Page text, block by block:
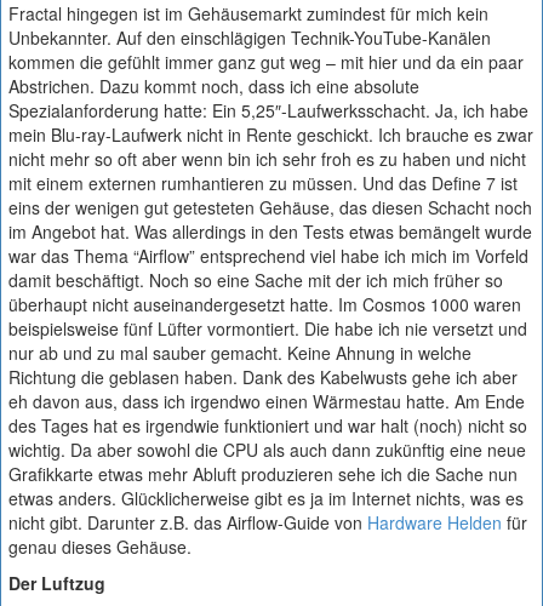
Fractal hingegen ist im Gehäusemarkt zumindest für mich kein
Unbekannter. Auf den einschlägigen Technik-YouTube-Kanälen
kommen die gefühlt immer ganz gut weg – mit hier und da ein paar
Abstrichen. Dazu kommt noch, dass ich eine absolute
Spezialanforderung hatte: Ein 5,25″-Laufwerksschacht. Ja, ich habe
mein Blu-ray-Laufwerk nicht in Rente geschickt. Ich brauche es zwar
nicht mehr so oft aber wenn bin ich sehr froh es zu haben und nicht
mit einem externen rumhantieren zu müssen. Und das Define 7 ist
eins der wenigen gut getesteten Gehäuse, das diesen Schacht noch
im Angebot hat. Was allerdings in den Tests etwas bemängelt wurde
war das Thema “Airflow” entsprechend viel habe ich mich im Vorfeld
damit beschäftigt. Noch so eine Sache mit der ich mich früher so
überhaupt nicht auseinandergesetzt hatte. Im Cosmos 1000 waren
beispielsweise fünf Lüfter vormontiert. Die habe ich nie versetzt und
nur ab und zu mal sauber gemacht. Keine Ahnung in welche
Richtung die geblasen haben. Dank des Kabelwusts gehe ich aber
eh davon aus, dass ich irgendwo einen Wärmestau hatte. Am Ende
des Tages hat es irgendwie funktioniert und war halt (noch) nicht so
wichtig. Da aber sowohl die CPU als auch dann zukünftig eine neue
Grafikkarte etwas mehr Abluft produzieren sehe ich die Sache nun
etwas anders. Glücklicherweise gibt es ja im Internet nichts, was es
nicht gibt. Darunter z.B. das Airflow-Guide von Hardware Helden für
genau dieses Gehäuse.
Der Luftzug